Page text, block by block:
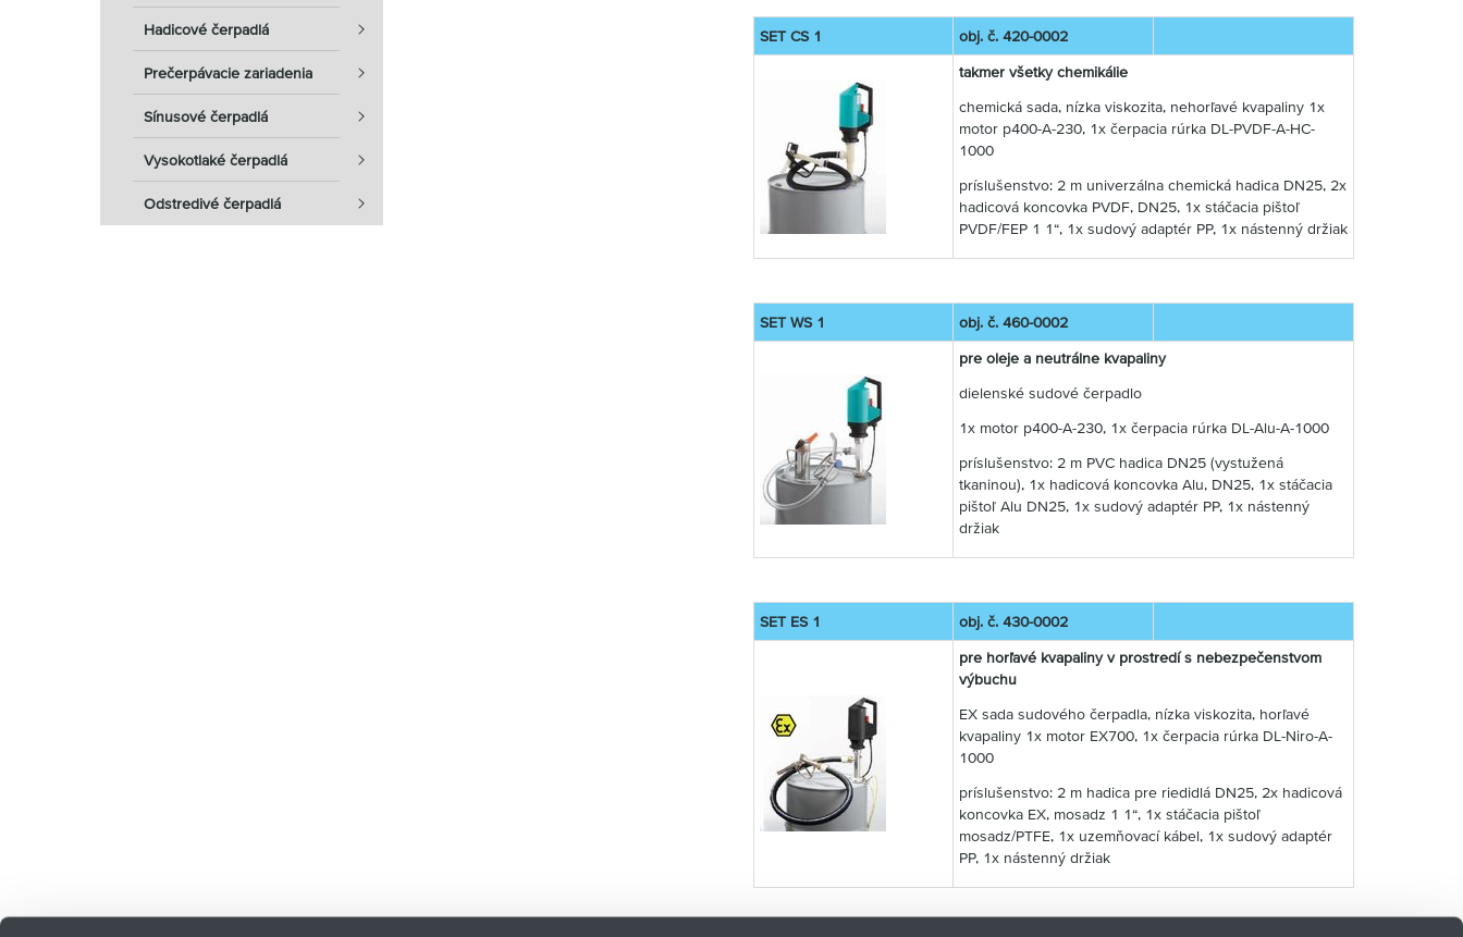
Hadicové čerpadlá
Prečerpávacie zariadenia
Sínusové čerpadlá
Vysokotlaké čerpadlá
Odstredivé čerpadlá
SET CS 1 obj. č. 420-0002
takmer všetky chemikálie
chemická sada, nízka viskozita, nehorľavé kvapaliny 1x
motor p400-A-230, 1x čerpacia rúrka DL-PVDF-A-HC-
1000
príslušenstvo: 2 m univerzálna chemická hadica DN25, 2x
hadicová koncovka PVDF, DN25, 1x stáčacia pištoľ
PVDF/FEP 1 1“, 1x sudový adaptér PP, 1x nástenný držiak
SET WS 1 obj. č. 460-0002
pre oleje a neutrálne kvapaliny
dielenské sudové čerpadlo
1x motor p400-A-230, 1x čerpacia rúrka DL-Alu-A-1000
príslušenstvo: 2 m PVC hadica DN25 (vystužená
tkaninou), 1x hadicová koncovka Alu, DN25, 1x stáčacia
pištoľ Alu DN25, 1x sudový adaptér PP, 1x nástenný
držiak
SET ES 1 obj. č. 430-0002
pre horľavé kvapaliny v prostredí s nebezpečenstvom
výbuchu
EX sada sudového čerpadla, nízka viskozita, horľavé
kvapaliny 1x motor EX700, 1x čerpacia rúrka DL-Niro-A-
1000
príslušenstvo: 2 m hadica pre riedidlá DN25, 2x hadicová
koncovka EX, mosadz 1 1“, 1x stáčacia pištoľ
mosadz/PTFE, 1x uzemňovací kábel, 1x sudový adaptér
PP, 1x nástenný držiak